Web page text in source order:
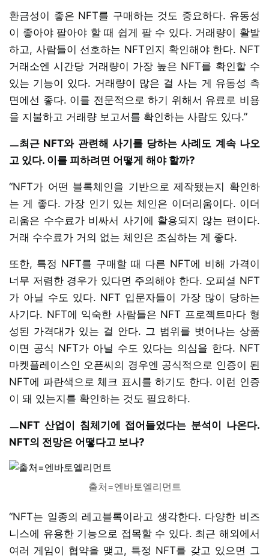
환금성이 좋은 NFT를 구매하는 것도 중요하다. 유동성
이 좋아야 팔아야 할 때 쉽게 팔 수 있다. 거래량이 활발
하고, 사람들이 선호하는 NFT인지 확인해야 한다. NFT
거래소엔 시간당 거래량이 가장 높은 NFT를 확인할 수
있는 기능이 있다. 거래량이 많은 걸 사는 게 유동성 측
면에선 좋다. 이를 전문적으로 하기 위해서 유료로 비용
을 지불하고 거래량 보고서를 확인하는 사람도 있다.”
ㅡ최근 NFT와 관련해 사기를 당하는 사례도 계속 나오
고 있다. 이를 피하려면 어떻게 해야 할까?
“NFT가 어떤 블록체인을 기반으로 제작됐는지 확인하
는 게 좋다. 가장 인기 있는 체인은 이더리움이다. 이더
리움은 수수료가 비싸서 사기에 활용되지 않는 편이다.
거래 수수료가 거의 없는 체인은 조심하는 게 좋다.
또한, 특정 NFT를 구매할 때 다른 NFT에 비해 가격이
너무 저렴한 경우가 있다면 주의해야 한다. 오피셜 NFT
가 아닐 수도 있다. NFT 입문자들이 가장 많이 당하는
사기다. NFT에 익숙한 사람들은 NFT 프로젝트마다 형
성된 가격대가 있는 걸 안다. 그 범위를 벗어나는 상품
이면 공식 NFT가 아닐 수도 있다는 의심을 한다. NFT
마켓플레이스인 오픈씨의 경우엔 공식적으로 인증이 된
NFT에 파란색으로 체크 표시를 하기도 한다. 이런 인증
이 돼 있는지를 확인하는 것도 필요하다.
ㅡNFT 산업이 침체기에 접어들었다는 분석이 나온다.
NFT의 전망은 어떻다고 보나?
출처=엔바토엘리먼트
“NFT는 일종의 레고블록이라고 생각한다. 다양한 비즈
니스에 유용한 기능으로 접목할 수 있다. 최근 해외에서
여러 게임이 협약을 맺고, 특정 NFT를 갖고 있으면 그